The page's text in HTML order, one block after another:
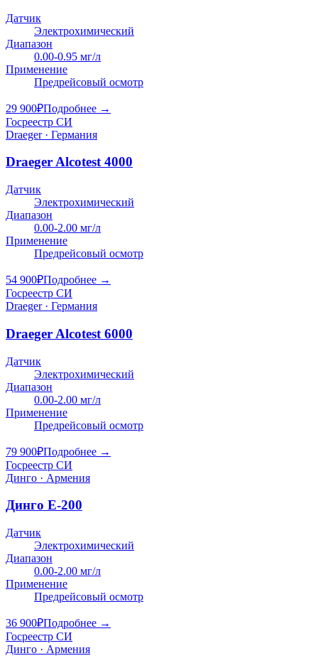
Датчик
Электрохимический
Диапазон
0.00-0.95 мг/л
Применение
Предрейсовый осмотр
29 900₽Подробнее →
Госреестр СИ
Draeger · Германия
Draeger Alcotest 4000
Датчик
Электрохимический
Диапазон
0.00-2.00 мг/л
Применение
Предрейсовый осмотр
54 900₽Подробнее →
Госреестр СИ
Draeger · Германия
Draeger Alcotest 6000
Датчик
Электрохимический
Диапазон
0.00-2.00 мг/л
Применение
Предрейсовый осмотр
79 900₽Подробнее →
Госреестр СИ
Динго · Армения
Динго E-200
Датчик
Электрохимический
Диапазон
0.00-2.00 мг/л
Применение
Предрейсовый осмотр
36 900₽Подробнее →
Госреестр СИ
Динго · Армения